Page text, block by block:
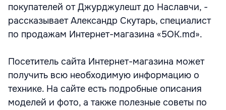
покупателей от Джурджулешт до Наславчи, -
рассказывает Александр Скутарь, специалист
по продажам Интернет-магазина «5OK.md».
Посетитель сайта Интернет-магазина может
получить всю необходимую информацию о
технике. На сайте есть подробные описания
моделей и фото, а также полезные советы по